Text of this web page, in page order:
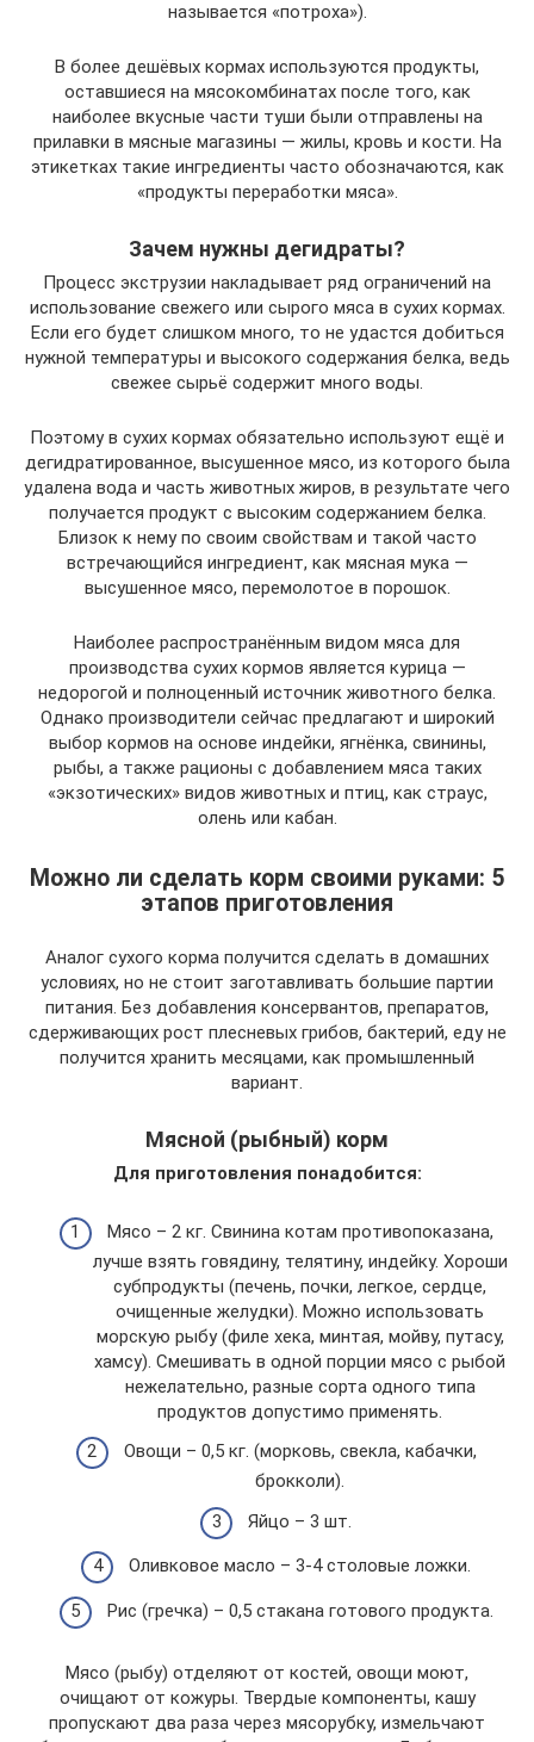
называется «потроха»).
В более дешёвых кормах используются продукты,
оставшиеся на мясокомбинатах после того, как
наиболее вкусные части туши были отправлены на
прилавки в мясные магазины — жилы, кровь и кости. На
этикетках такие ингредиенты часто обозначаются, как
«продукты переработки мяса».
Зачем нужны дегидраты?
Процесс экструзии накладывает ряд ограничений на
использование свежего или сырого мяса в сухих кормах.
Если его будет слишком много, то не удастся добиться
нужной температуры и высокого содержания белка, ведь
свежее сырьё содержит много воды.
Поэтому в сухих кормах обязательно используют ещё и
дегидратированное, высушенное мясо, из которого была
удалена вода и часть животных жиров, в результате чего
получается продукт с высоким содержанием белка.
Близок к нему по своим свойствам и такой часто
встречающийся ингредиент, как мясная мука —
высушенное мясо, перемолотое в порошок.
Наиболее распространённым видом мяса для
производства сухих кормов является курица —
недорогой и полноценный источник животного белка.
Однако производители сейчас предлагают и широкий
выбор кормов на основе индейки, ягнёнка, свинины,
рыбы, а также рационы с добавлением мяса таких
«экзотических» видов животных и птиц, как страус,
олень или кабан.
Можно ли сделать корм своими руками: 5
этапов приготовления
Аналог сухого корма получится сделать в домашних
условиях, но не стоит заготавливать большие партии
питания. Без добавления консервантов, препаратов,
сдерживающих рост плесневых грибов, бактерий, еду не
получится хранить месяцами, как промышленный
вариант.
Мясной (рыбный) корм
Для приготовления понадобится:
Мясо – 2 кг. Свинина котам противопоказана,
лучше взять говядину, телятину, индейку. Хороши
субпродукты (печень, почки, легкое, сердце,
очищенные желудки). Можно использовать
морскую рыбу (филе хека, минтая, мойву, путасу,
хамсу). Смешивать в одной порции мясо с рыбой
нежелательно, разные сорта одного типа
продуктов допустимо применять.
Овощи – 0,5 кг. (морковь, свекла, кабачки,
брокколи).
Яйцо – 3 шт.
Оливковое масло – 3-4 столовые ложки.
Рис (гречка) – 0,5 стакана готового продукта.
Мясо (рыбу) отделяют от костей, овощи моют,
очищают от кожуры. Твердые компоненты, кашу
пропускают два раза через мясорубку, измельчают